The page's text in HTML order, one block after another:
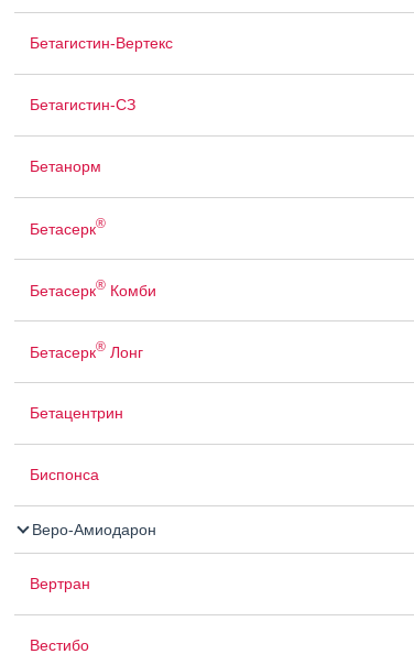
Бетагистин-Вертекс
Бетагистин-СЗ
Бетанорм
Бетасерк®
Бетасерк®Комби
Бетасерк®Лонг
Бетацентрин
Биспонса
Веро-Амиодарон
Вертран
Вестибо